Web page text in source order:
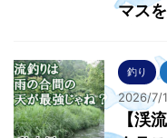
マス
釣り
2026/7/
【渓